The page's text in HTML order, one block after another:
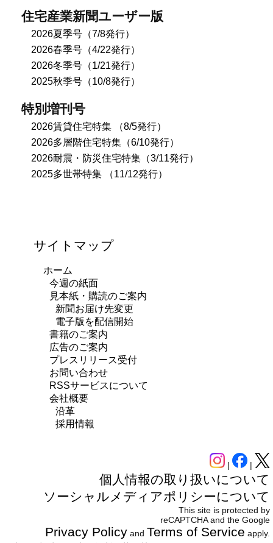
住宅産業新聞ユーザー版
2026夏季号（7/8発行）
2026春季号（4/22発行）
2026冬季号（1/21発行）
2025秋季号（10/8発行）
特別増刊号
2026賃貸住宅特集 （8/5発行）
2026多層階住宅特集（6/10発行）
2026耐震・防災住宅特集（3/11発行）
2025多世帯特集 （11/12発行）
サイトマップ
ホーム
今週の紙面
見本紙・購読のご案内
新聞お届け先変更
電子版を配信開始
書籍のご案内
広告のご案内
プレスリリース受付
お問い合わせ
RSSサービスについて
会社概要
沿革
採用情報
| |
個人情報の取り扱いについて
ソーシャルメディアポリシーについて
This site is protected by
reCAPTCHA and the Google
Privacy Policy and Terms of Service apply.